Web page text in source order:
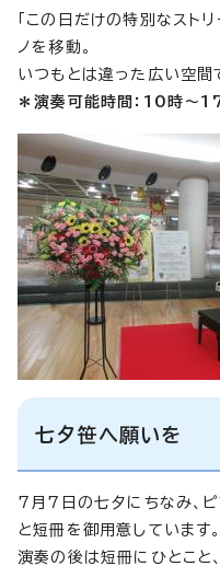
「この日だけの特別なスト
ノを移動。
いつもとは違った広い空間
＊演奏可能時間：10時～
七夕笹へ願いを
7月7日の七夕にちなみ、
と短冊を御用意しています。
演奏の後は短冊にひとこと